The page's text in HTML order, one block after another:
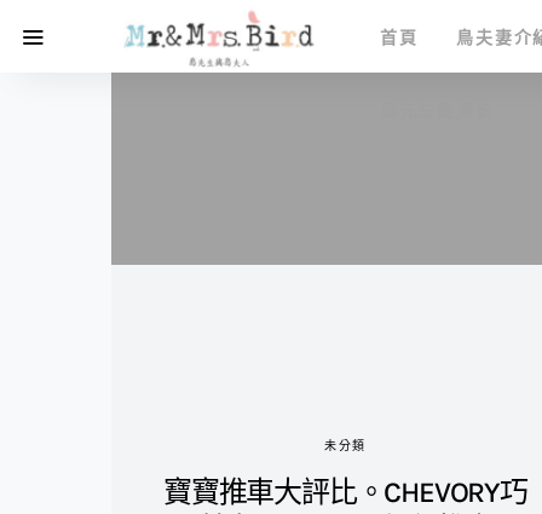
首頁 鳥夫妻介
未分類
寶寶推車大評比。CHEVORY巧